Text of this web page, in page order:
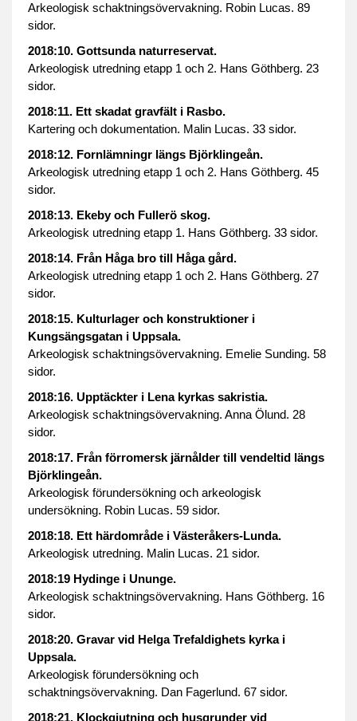
Arkeologisk schaktningsövervakning. Robin Lucas. 89
sidor.
2018:10. Gottsunda naturreservat.
Arkeologisk utredning etapp 1 och 2. Hans Göthberg. 23
sidor.
2018:11. Ett skadat gravfält i Rasbo.
Kartering och dokumentation. Malin Lucas. 33 sidor.
2018:12. Fornlämningr längs Björklingeån.
Arkeologisk utredning etapp 1 och 2. Hans Göthberg. 45
sidor.
2018:13. Ekeby och Fullerö skog.
Arkeologisk utredning etapp 1. Hans Göthberg. 33 sidor.
2018:14. Från Håga bro till Håga gård.
Arkeologisk utredning etapp 1 och 2. Hans Göthberg. 27
sidor.
2018:15. Kulturlager och konstruktioner i
Kungsängsgatan i Uppsala.
Arkeologisk schaktningsövervakning. Emelie Sunding. 58
sidor.
2018:16. Upptäckter i Lena kyrkas sakristia.
Arkeologisk schaktningsövervakning. Anna Ölund. 28
sidor.
2018:17. Från förromersk järnålder till vendeltid längs
Björklingeån.
Arkeologisk förundersökning och arkeologisk
undersökning. Robin Lucas. 59 sidor.
2018:18. Ett härdområde i Västeråkers-Lunda.
Arkeologisk utredning. Malin Lucas. 21 sidor.
2018:19 Hydinge i Ununge.
Arkeologisk schaktningsövervakning. Hans Göthberg. 16
sidor.
2018:20. Gravar vid Helga Trefaldighets kyrka i
Uppsala.
Arkeologisk förundersökning och
schaktningsövervakning. Dan Fagerlund. 67 sidor.
2018:21. Klockgjutning och husgrunder vid